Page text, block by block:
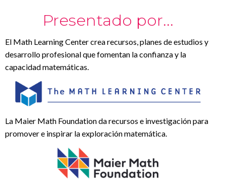
Presentado por...
El Math Learning Center crea recursos, planes de estudios y
desarrollo profesional que fomentan la confianza y la
capacidad matemáticas.
La Maier Math Foundation da recursos e investigación para
promover e inspirar la exploración matemática.